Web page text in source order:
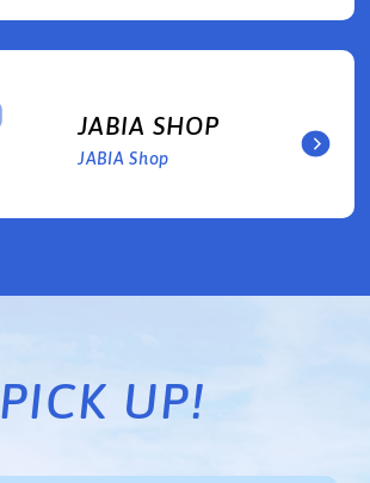
JABIA SHOP
JABIA Shop
PICK UP!